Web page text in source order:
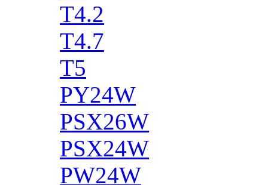
T4.2
T4.7
T5
PY24W
PSX26W
PSX24W
PW24W